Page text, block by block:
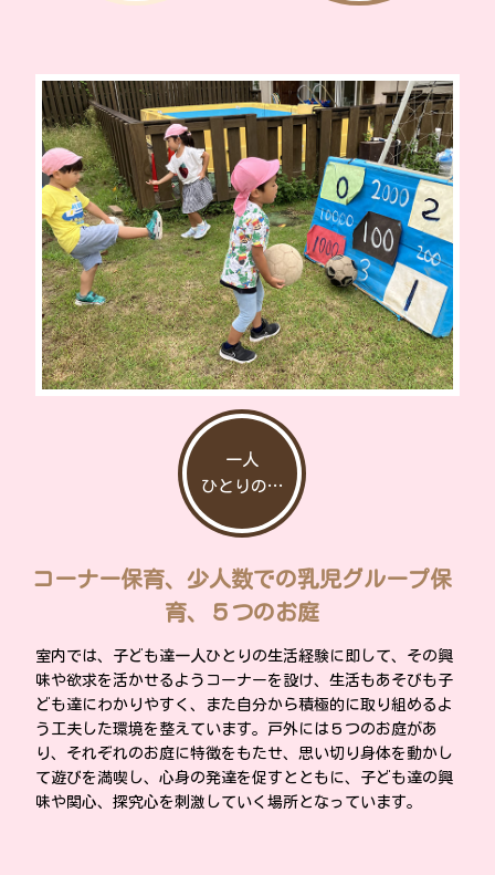
一人
ひとりの…
コーナー保育、少人数での乳児グループ保
育、５つのお庭
室内では、子ども達一人ひとりの生活経験に即して、その興
味や欲求を活かせるようコーナーを設け、生活もあそびも子
ども達にわかりやすく、また自分から積極的に取り組めるよ
う工夫した環境を整えています。戸外には５つのお庭があ
り、それぞれのお庭に特徴をもたせ、思い切り身体を動かし
て遊びを満喫し、心身の発達を促すとともに、子ども達の興
味や関心、探究心を刺激していく場所となっています。